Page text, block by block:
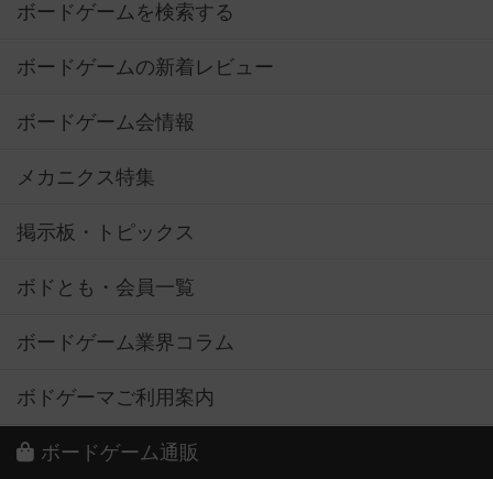
ボードゲームを検索する
ボードゲームの新着レビュー
ボードゲーム会情報
メカニクス特集
掲示板・トピックス
ボドとも・会員一覧
ボードゲーム業界コラム
ボドゲーマご利用案内
ボードゲーム通販